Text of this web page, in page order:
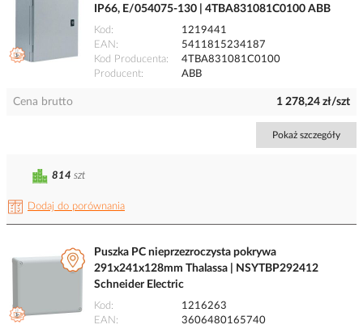
IP66, E/054075-130 | 4TBA831081C0100 ABB
Kod
1219441
EAN
5411815234187
Kod Producenta
4TBA831081C0100
Producent
ABB
Cena brutto 1 278,24 zł/szt
Pokaż szczegóły
Dodaj do porównania
814 szt
Puszka PC nieprzezroczysta pokrywa
291x241x128mm Thalassa | NSYTBP292412
Schneider Electric
Kod
1216263
EAN
3606480165740